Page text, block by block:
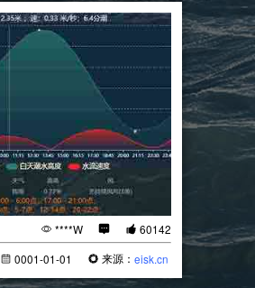
****W
60142
0001-01-01 来源：eisk.cn